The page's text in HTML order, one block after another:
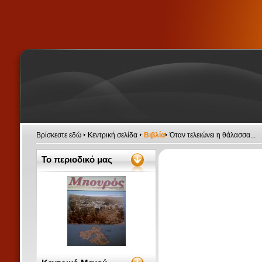
Βρίσκεστε εδώ Κεντρική σελίδα Βιβλία Όταν τελειώνει η θάλασσα...
Το περιοδικό μας